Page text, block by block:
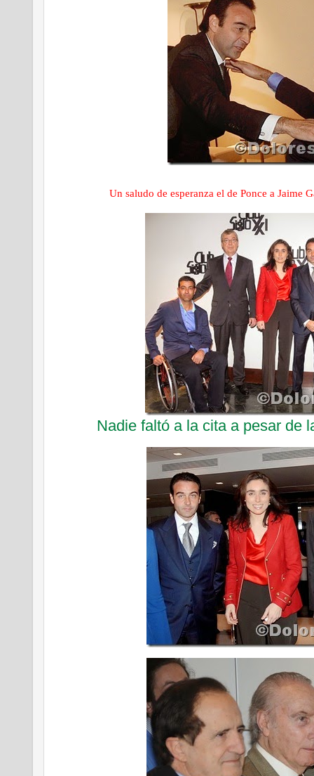
Un saludo de esperanza el de Ponce a Jaime
Nadie faltó a la cita a pesar de